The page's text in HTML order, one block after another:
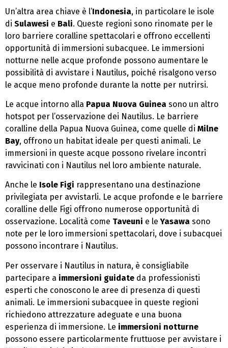
Un’altra area chiave è l’Indonesia, in particolare le isole
di Sulawesi e Bali. Queste regioni sono rinomate per le
loro barriere coralline spettacolari e offrono eccellenti
opportunità di immersioni subacquee. Le immersioni
notturne nelle acque profonde possono aumentare le
possibilità di avvistare i Nautilus, poiché risalgono verso
le acque meno profonde durante la notte per nutrirsi.
Le acque intorno alla Papua Nuova Guinea sono un altro
hotspot per l’osservazione dei Nautilus. Le barriere
coralline della Papua Nuova Guinea, come quelle di Milne
Bay, offrono un habitat ideale per questi animali. Le
immersioni in queste acque possono rivelare incontri
ravvicinati con i Nautilus nel loro ambiente naturale.
Anche le Isole Figi rappresentano una destinazione
privilegiata per avvistarli. Le acque profonde e le barriere
coralline delle Figi offrono numerose opportunità di
osservazione. Località come Taveuni e leYasawa sono
note per le loro immersioni spettacolari, dove i subacquei
possono incontrare i Nautilus.
Per osservare i Nautilus in natura, è consigliabile
partecipare a immersioni guidate da professionisti
esperti che conoscono le aree di presenza di questi
animali. Le immersioni subacquee in queste regioni
richiedono attrezzature adeguate e una buona
esperienza di immersione. Le immersioni notturne
possono essere particolarmente fruttuose per avvistare i